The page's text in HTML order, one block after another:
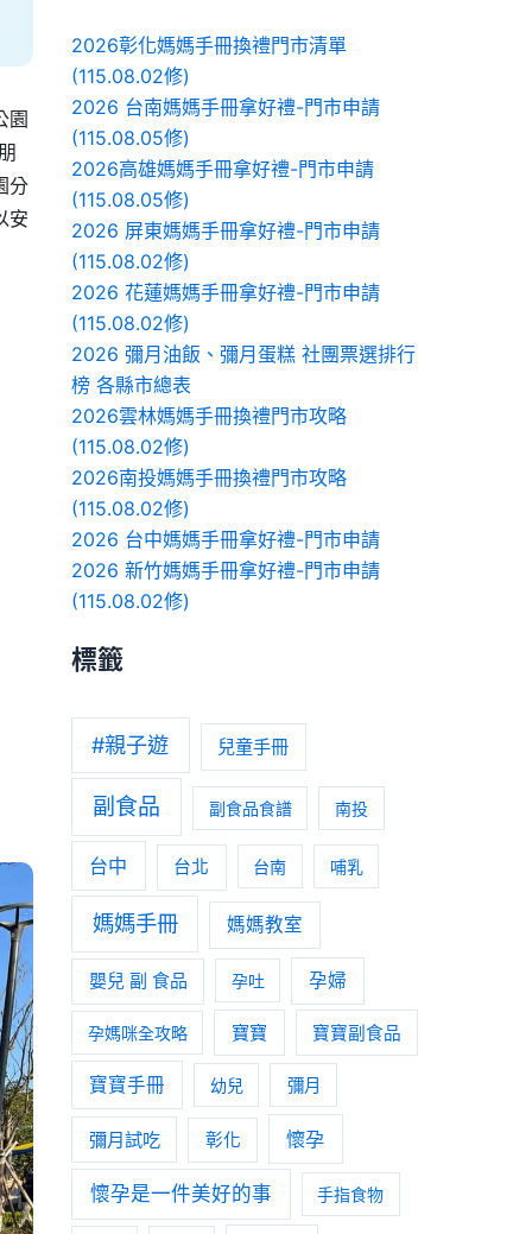
園
分
安
2026彰化媽媽手冊換禮門市清單
(115.08.02修)
2026 台南媽媽手冊拿好禮-門市申請
(115.08.05修)
2026高雄媽媽手冊拿好禮-門市申請
(115.08.05修)
2026 屏東媽媽手冊拿好禮-門市申請
(115.08.02修)
2026 花蓮媽媽手冊拿好禮-門市申請
(115.08.02修)
2026 彌月油飯、彌月蛋糕 社團票選排行
榜 各縣市總表
2026雲林媽媽手冊換禮門市攻略
(115.08.02修)
2026南投媽媽手冊換禮門市攻略
(115.08.02修)
2026 台中媽媽手冊拿好禮-門市申請
2026 新竹媽媽手冊拿好禮-門市申請
(115.08.02修)
標籤
#親子遊 兒童手冊
副食品 副食品食譜 南投
台中 台北 台南 哺乳
媽媽手冊 媽媽教室
嬰兒 副 食品 孕吐 孕婦
孕媽咪全攻略 寶寶 寶寶副食品
寶寶手冊 幼兒 彌月
彌月試吃 彰化 懷孕
懷孕是一件美好的事 手指食物